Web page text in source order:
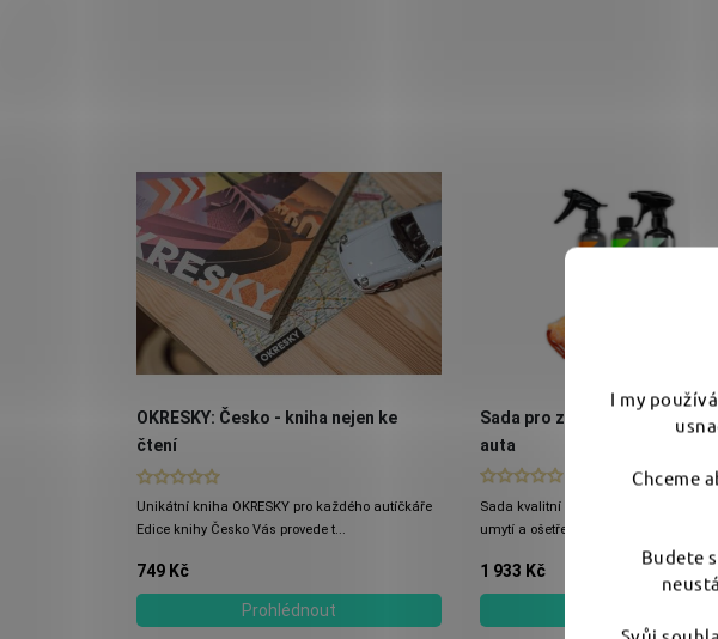
I my
Chceme
Budete